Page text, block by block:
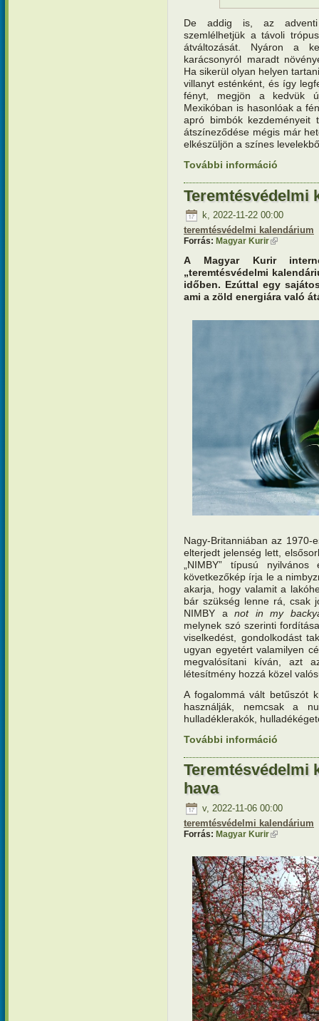
De addig is, az adventi
szemlélhetjük a távoli
átváltozását. Nyáron a
karácsonyról maradt
Ha sikerül olyan helyen
villanyt esténként, és így
fényt, megjön a kedvük
Mexikóban is hasonlóak a
apró bimbók kezdeményeit
átszíneződése mégis már
elkészüljön a színes
További információ
Teremtésvédelmi
k, 2022-11-22 00:00
teremtésvédelmi kalendárium
Forrás: Magyar Kurir(külső
A Magyar Kurir
„teremtésvédelmi
időben. Ezúttal egy
ami a zöld energiára való
Nagy-Britanniában az 1970-
elterjedt jelenség lett,
„NIMBY” típusú
következőkép írja le a
akarja, hogy valamit a
bár szükség lenne rá, csak
NIMBY anot in my
melynek szó szerinti
viselkedést, gondolkodást
ugyan egyetért valamilyen
megvalósítani kíván, azt
létesítmény hozzá közel
A fogalommá vált betűszót
használják, nemcsak a
hulladéklerakók,
További információ
Teremtésvédelmi
hava
v, 2022-11-06 00:00
teremtésvédelmi kalendárium
Forrás: Magyar Kurir(külső